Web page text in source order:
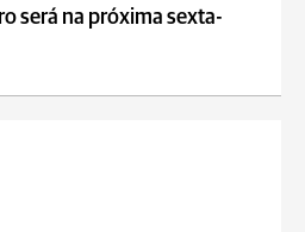
será na próxima sexta-